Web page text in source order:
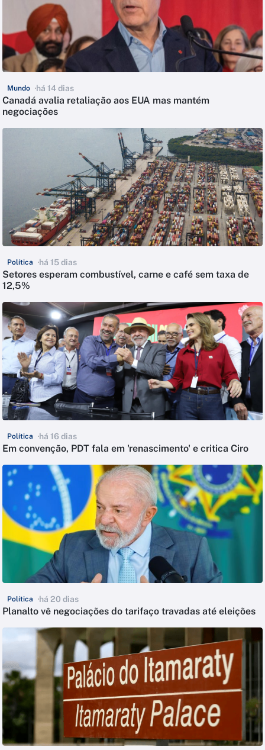
Mundo há 14 dias
Canadá avalia retaliação aos EUA mas mantém
negociações
Política há 15 dias
Setores esperam combustível, carne e café sem taxa de
12,5%
Política há 16 dias
Em convenção, PDT fala em 'renascimento' e critica Ciro
Política há 20 dias
Planalto vê negociações do tarifaço travadas até eleições